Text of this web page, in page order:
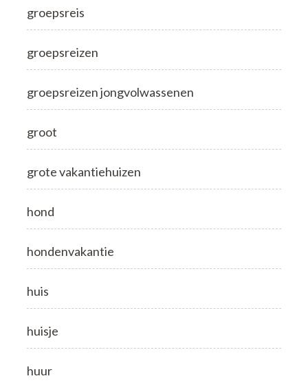
groepsreis
groepsreizen
groepsreizen jongvolwassenen
groot
grote vakantiehuizen
hond
hondenvakantie
huis
huisje
huur